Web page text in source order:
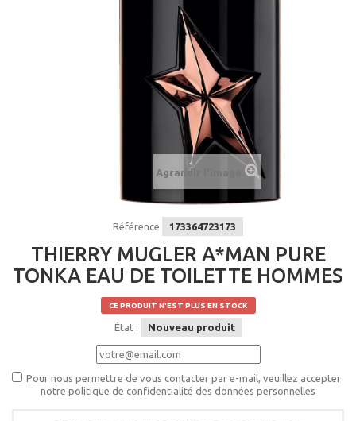
Agrandir l'image
Référence 173364723173
THIERRY MUGLER A*MAN PURE
TONKA EAU DE TOILETTE HOMMES
CE PRODUIT N'EST PLUS EN STOCK
État : Nouveau produit
Pour nous permettre de vous contacter par e-mail, veuillez accepter
notre politique de confidentialité des données personnelles